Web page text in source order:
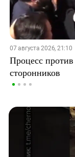
07 августа 2026, 21:10
Процесс
сторонников